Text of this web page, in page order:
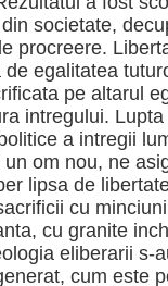
societate,
procreere.
egalitatea
pe altarul
intregului.
a intregii
om nou, ne
lipsa de
cu
cu granite
eliberarii s-
cum este